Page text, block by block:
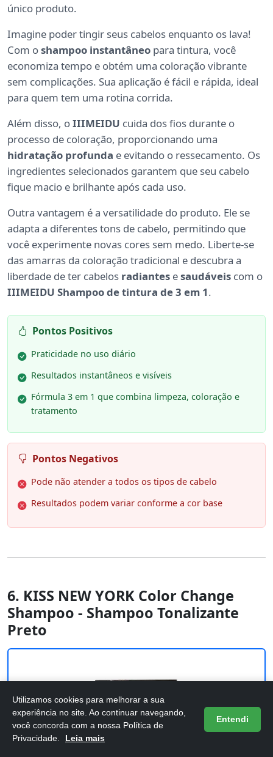
único produto.
Imagine poder tingir seus cabelos enquanto os lava!
Com oshampoo instantâneo para tintura, você
economiza tempo e obtém uma coloração vibrante
sem complicações. Sua aplicação é fácil e rápida, ideal
para quem tem uma rotina corrida.
Além disso, oIIIMEIDU cuida dos fios durante o
processo de coloração, proporcionando uma
hidratação profunda e evitando o ressecamento. Os
ingredientes selecionados garantem que seu cabelo
fique macio e brilhante após cada uso.
Outra vantagem é a versatilidade do produto. Ele se
adapta a diferentes tons de cabelo, permitindo que
você experimente novas cores sem medo. Liberte-se
das amarras da coloração tradicional e descubra a
liberdade de ter cabelos radiantes esaudáveis com o
IIIMEIDU Shampoo de tintura de 3 em 1.
Pontos Positivos
Praticidade no uso diário
Resultados instantâneos e visíveis
Fórmula 3 em 1 que combina limpeza, coloração e
tratamento
Pontos Negativos
Pode não atender a todos os tipos de cabelo
Resultados podem variar conforme a cor base
6. KISS NEW YORK Color Change
Shampoo - Shampoo Tonalizante
Preto
Utilizamos cookies para melhorar a sua
experiência no site. Ao continuar navegando,
você concorda com a nossa Política de
Privacidade.
Leia mais
Entendi